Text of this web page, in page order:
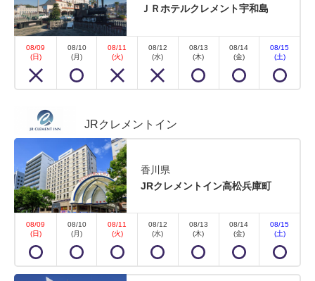
ＪＲホテルクレメント宇和島
08/09
(日)
08/10
(月)
08/11
(火)
08/12
(水)
08/13
(木)
08/14
(金)
08/15
(土)
JRクレメントイン
香川県
JRクレメントイン高松兵庫町
08/09
(日)
08/10
(月)
08/11
(火)
08/12
(水)
08/13
(木)
08/14
(金)
08/15
(土)